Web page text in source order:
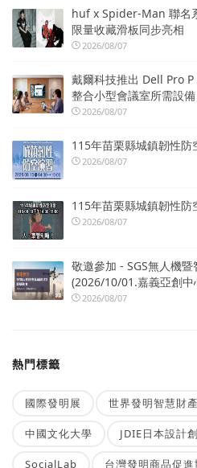
huf x Spider-Man 聯名
限量收藏滑板同步亮相
2026/08/07
戴爾科技推出 Dell Pro
整合小型會議室所需設備
2026/08/07
115年苗栗縣城鎮韌性防
2026/08/07
115年苗栗縣城鎮韌性防
2026/08/07
敬邀參加 - SGS無人機
(2026/10/01.嘉義亞創中
2026/08/07
熱門標籤
國際發明展 世界發明智慧財
中國文化大學 JDIE日本設計
SocialLab 台灣發明商品促進